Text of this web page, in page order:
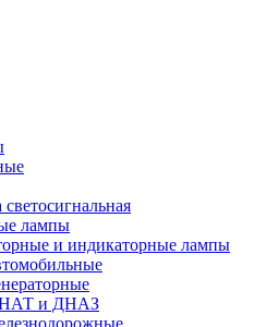
лампы
и индикаторные лампы
и ДНАЗ